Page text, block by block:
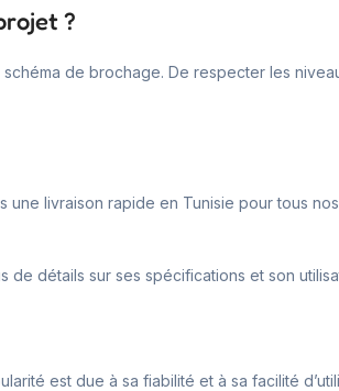
?
de brochage. De respecter les
livraison rapide en Tunisie pour tous
détails sur ses spécifications et son
est due à sa fiabilité et à sa facilité